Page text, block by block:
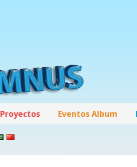
Proyectos Eventos Album